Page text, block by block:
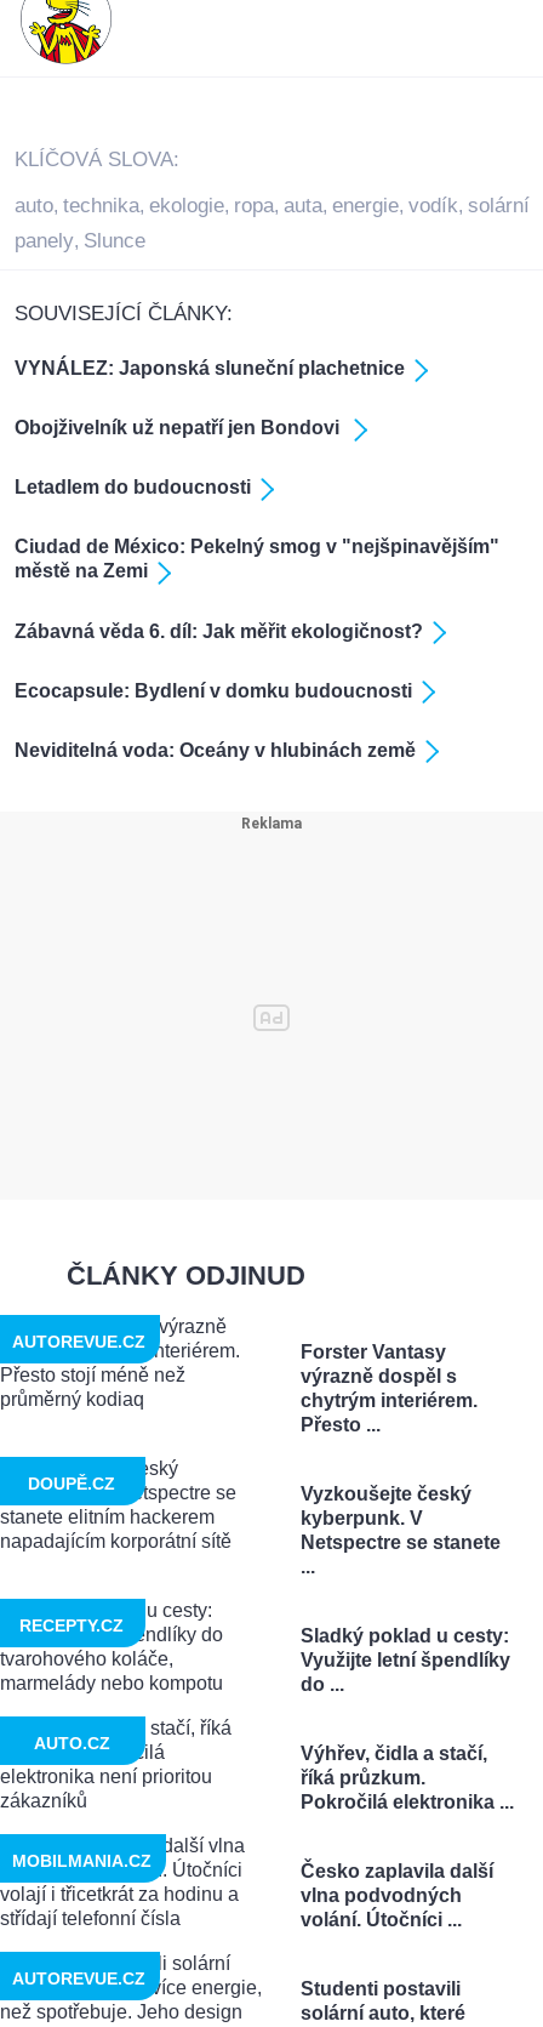
KLÍČOVÁ SLOVA:
auto, technika, ekologie, ropa, auta, energie, vodík, solární
panely, Slunce
SOUVISEJÍCÍ ČLÁNKY:
VYNÁLEZ: Japonská sluneční plachetnice
Obojživelník už nepatří jen Bondovi
Letadlem do budoucnosti
Ciudad de México: Pekelný smog v "nejšpinavějším"
městě na Zemi
Zábavná věda 6. díl: Jak měřit ekologičnost?
Ecocapsule: Bydlení v domku budoucnosti
Neviditelná voda: Oceány v hlubinách země
ČLÁNKY ODJINUD
Forster Vantasy
výrazně dospěl s
chytrým interiérem.
Přesto ...
AUTOREVUE.CZ
Vyzkoušejte český
kyberpunk. V
Netspectre se stanete
...
DOUPĚ.CZ
Sladký poklad u cesty:
Využijte letní špendlíky
do ...
RECEPTY.CZ
Výhřev, čidla a stačí,
říká průzkum.
Pokročilá elektronika ...
AUTO.CZ
Česko zaplavila další
vlna podvodných
volání. Útočníci ...
MOBILMANIA.CZ
Studenti postavili
solární auto, které
AUTOREVUE.CZ